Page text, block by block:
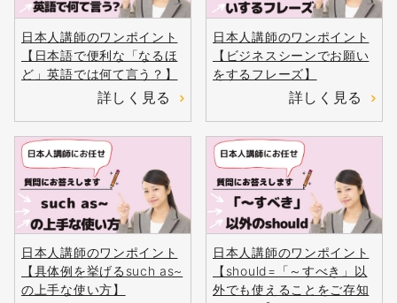
日本人講師のワンポイント
【日本語で便利な「なるほ
ど」英語では何て言う？】
詳しく見る
日本人講師のワンポイント
【ビジネスシーンでお願い
をするフレーズ】
詳しく見る
日本人講師のワンポイント
【具体例を挙げるsuch as~
の上手な使い方】
日本人講師のワンポイント
【should=「～すべき」以
外でも使えることをご存知